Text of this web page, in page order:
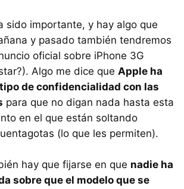
sido importante, y hay algo que
y pasado también tendremos
oficial sobre iPhone 3G
Algo me dice que Apple ha
de confidencialidad con las
para que no digan nada hasta esta
en el que están soltando
(lo que les permiten).
hay que fijarse en que nadie ha
sobre que el modelo que se